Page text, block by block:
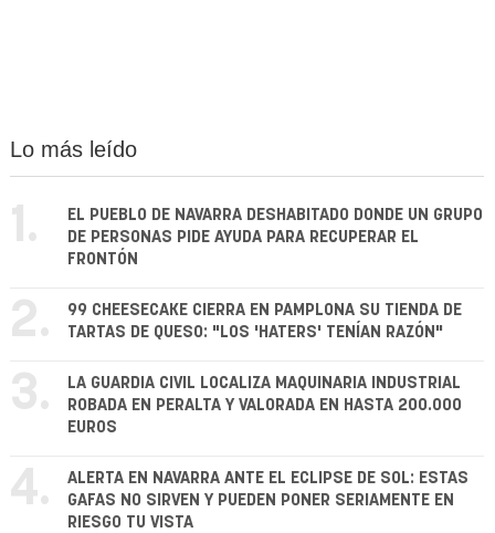
Lo más leído
1.
EL PUEBLO DE NAVARRA DESHABITADO DONDE UN GRUPO
DE PERSONAS PIDE AYUDA PARA RECUPERAR EL
FRONTÓN
2.
99 CHEESECAKE CIERRA EN PAMPLONA SU TIENDA DE
TARTAS DE QUESO: "LOS 'HATERS' TENÍAN RAZÓN"
3.
LA GUARDIA CIVIL LOCALIZA MAQUINARIA INDUSTRIAL
ROBADA EN PERALTA Y VALORADA EN HASTA 200.000
EUROS
4.
ALERTA EN NAVARRA ANTE EL ECLIPSE DE SOL: ESTAS
GAFAS NO SIRVEN Y PUEDEN PONER SERIAMENTE EN
RIESGO TU VISTA